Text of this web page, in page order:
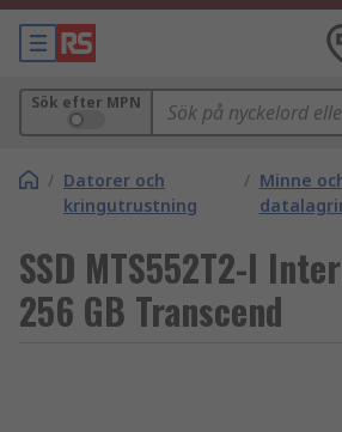
Sök efter MPN
/ Datorer och
kringutrustning
/ Minne
SSD MTS552T2-I
256 GB Transcend